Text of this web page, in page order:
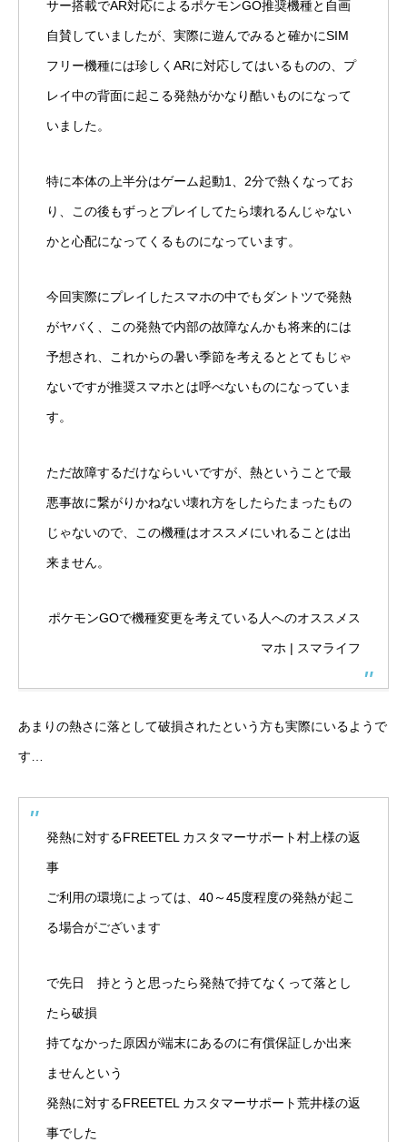
サー搭載でAR対応によるポケモンGO推奨機種と自画
自賛していましたが、実際に遊んでみると確かにSIM
フリー機種には珍しくARに対応してはいるものの、プ
レイ中の背面に起こる発熱がかなり酷いものになって
いました。
特に本体の上半分はゲーム起動1、2分で熱くなってお
り、この後もずっとプレイしてたら壊れるんじゃない
かと心配になってくるものになっています。
今回実際にプレイしたスマホの中でもダントツで発熱
がヤバく、この発熱で内部の故障なんかも将来的には
予想され、これからの暑い季節を考えるととてもじゃ
ないですが推奨スマホとは呼べないものになっていま
す。
ただ故障するだけならいいですが、熱ということで最
悪事故に繋がりかねない壊れ方をしたらたまったもの
じゃないので、この機種はオススメにいれることは出
来ません。
ポケモンGOで機種変更を考えている人へのオススメス
マホ | スマライフ
あまりの熱さに落として破損されたという方も実際にいるようで
す…
発熱に対するFREETEL カスタマーサポート村上様の返
事
ご利用の環境によっては、40～45度程度の発熱が起こ
る場合がございます
で先日 持とうと思ったら発熱で持てなくって落とし
たら破損
持てなかった原因が端末にあるのに有償保証しか出来
ませんという
発熱に対するFREETEL カスタマーサポート荒井様の返
事でした